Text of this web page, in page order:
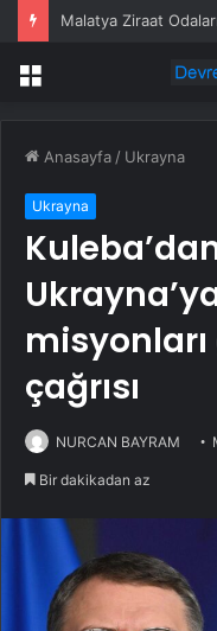
Menü
Anasayfa / Ukrayna
Ukrayna
çağrısı
NURCAN BAYRAM
Bir dakikadan az